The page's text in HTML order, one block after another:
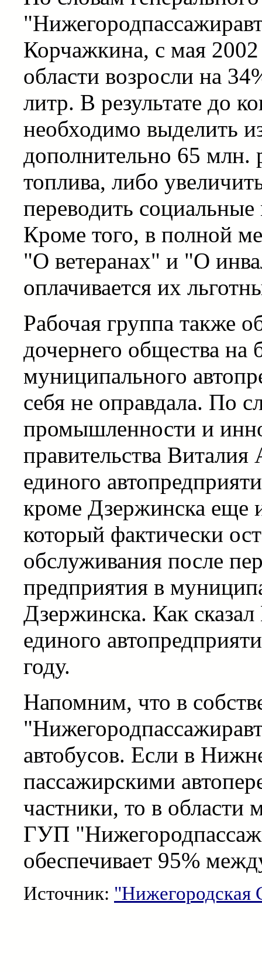
Корчажкина, с мая
области возросли на
литр. В результате до
необходимо выделить
дополнительно 65 млн.
топлива, либо
переводить
Кроме того, в полной
"О ветеранах" и "О
оплачивается их
Рабочая группа также
дочернего общества на
муниципального
себя не оправдала. По
промышленности и
правительства Виталия
единого
кроме Дзержинска еще
который фактически
обслуживания после
предприятия в
Дзержинска. Как
единого
году.
Напомним, что в
автобусов. Если в
пассажирскими
частники, то в области
ГУП
обеспечивает 95%
Источник: "Нижегородская